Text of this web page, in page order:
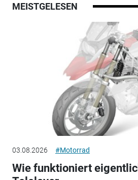
MEISTGELESEN
03.08.2026 #Motorrad
Wie funktioniert